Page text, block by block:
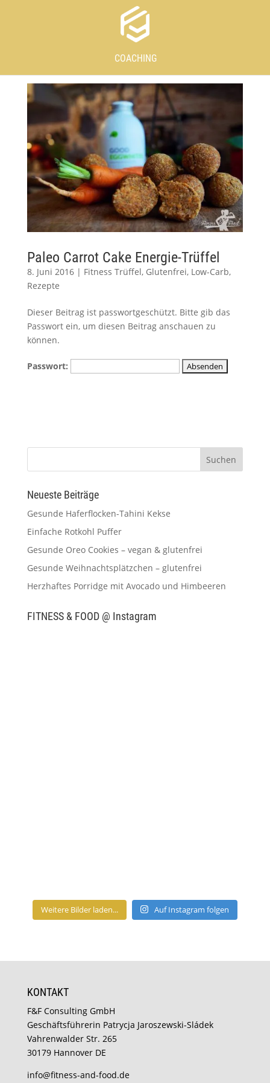
COACHING
Paleo Carrot Cake Energie-Trüffel
8. Juni 2016| Fitness Trüffel, Glutenfrei, Low-Carb,
Rezepte
Dieser Beitrag ist passwortgeschützt. Bitte gib das
Passwort ein, um diesen Beitrag anschauen zu
können.
Passwort:
Neueste Beiträge
Gesunde Haferflocken-Tahini Kekse
Einfache Rotkohl Puffer
Gesunde Oreo Cookies – vegan & glutenfrei
Gesunde Weihnachtsplätzchen – glutenfrei
Herzhaftes Porridge mit Avocado und Himbeeren
FITNESS & FOOD @ Instagram
Weitere Bilder laden... Auf Instagram folgen
KONTAKT
F&F Consulting GmbH
Geschäftsführerin Patrycja Jaroszewski-Sládek
Vahrenwalder Str. 265
30179 Hannover DE
info@fitness-and-food.de